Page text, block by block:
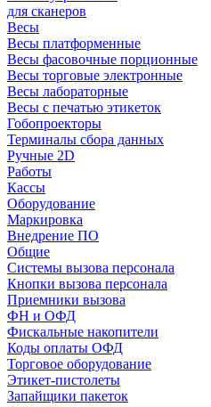
для сканеров
Весы
Весы платформенные
Весы фасовочные порционные
Весы торговые электронные
Весы лабораторные
Весы с печатью этикеток
Гобопроекторы
Терминалы сбора данных
Ручные 2D
Работы
Кассы
Оборудование
Маркировка
Внедрение ПО
Общие
Системы вызова персонала
Кнопки вызова персонала
Приемники вызова
ФН и ОФД
Фискальные накопители
Коды оплаты ОФД
Торговое оборудование
Этикет-пистолеты
Запайщики пакеток